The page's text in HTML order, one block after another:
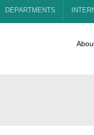
DEPARTMENTS